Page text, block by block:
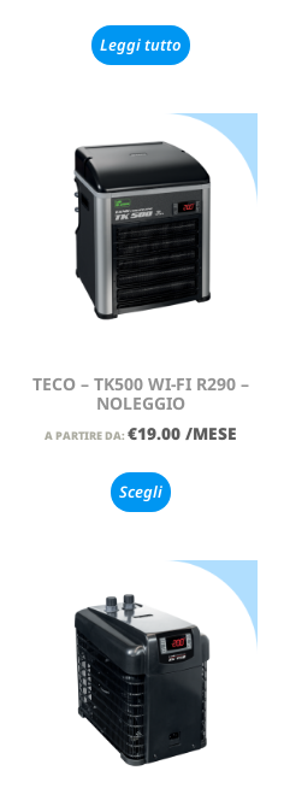
Leggi tutto
TECO – TK500 WI-FI R290 –
NOLEGGIO
A PARTIRE DA: €19.00 /MESE
Scegli